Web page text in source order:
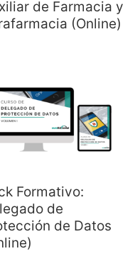
de Farmacia y
(Online)
Formativo:
de
de Datos